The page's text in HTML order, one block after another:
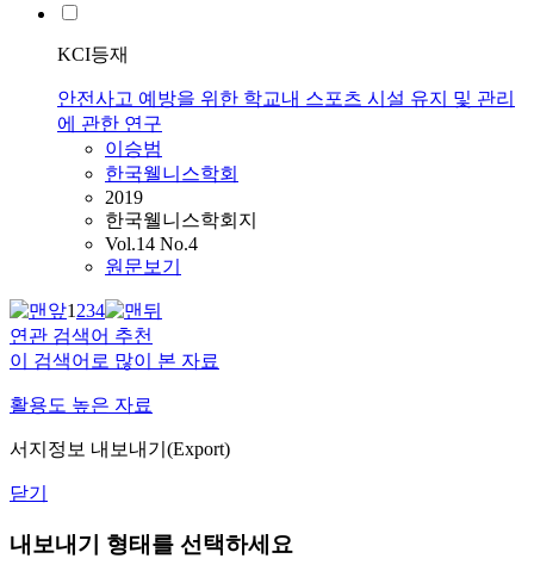
KCI등재
안전사고 예방을 위한 학교내 스포츠 시설 유지 및 관리
에 관한 연구
이승범
한국웰니스학회
2019
한국웰니스학회지
Vol.14 No.4
원문보기
1234
연관 검색어 추천
이 검색어로 많이 본 자료
활용도 높은 자료
서지정보 내보내기(Export)
닫기
내보내기 형태를 선택하세요